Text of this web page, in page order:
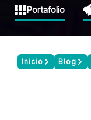
Portafolio
Inicio Blog